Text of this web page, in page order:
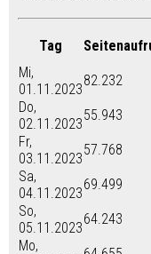
Tag
Mi,
01.11.2023
82.232
Do,
02.11.2023
55.943
Fr,
03.11.2023
57.768
Sa,
04.11.2023
69.499
So,
05.11.2023
64.243
Mo,